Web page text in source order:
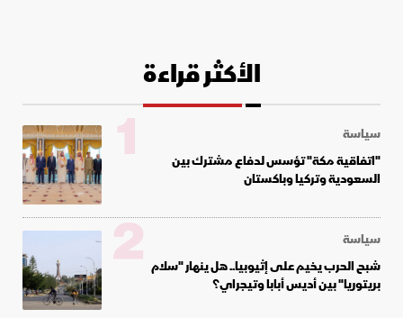
الأكثر قراءة
سياسة
"اتفاقية مكة" تؤسس لدفاع مشترك بين
السعودية وتركيا وباكستان
1
سياسة
شبح الحرب يخيم على إثيوبيا.. هل ينهار "سلام
بريتوريا" بين أديس أبابا وتيجراي؟
2